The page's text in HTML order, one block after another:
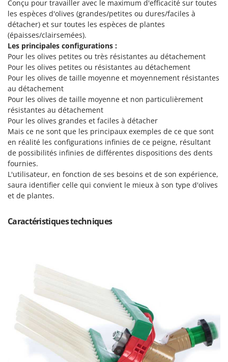
Pulvérisateurs
Pulvérisateurs portés
R
Rafraîchisseurs d'air par évaporation
Rampes de chargement en aluminium
Râpes à fromage électriques
Râteaux pour tracteur
Remplisseuses
Robots nettoyeurs de piscine
Robots Tondeuses
Rogneuses de souches
Rouleaux pour tracteur
S
Scies à os
Scies à Ruban
Sécateurs et Échenilloirs manuels
Sécateurs pneumatiques
Semoirs et Épandeurs d'engrais
Socs pour tracteur
Souffleurs aspirateurs pour Feuilles
Soufreuses - Poudreuses à dos
GRIFO
GVS
GYS
H
Hailo
Helvi
Henx
HiKOKI
Honda
I
Idromatic
Il-Tec
Imperia
Intec
JOLLY ITALIA
K
KAAZ
Karcher
Conçu pour travailler avec le maximum d'efficacité sur toutes
les espèces d'olives (grandes/petites ou dures/faciles à
détacher) et sur toutes les espèces de plantes
(épaisses/clairsemées).
Les principales configurations :
Pour les olives petites ou très résistantes au détachement
Pour les olives petites ou résistantes au détachement
Pour les olives de taille moyenne et moyennement résistantes
au détachement
Pour les olives de taille moyenne et non particulièrement
résistantes au détachement
Pour les olives grandes et faciles à détacher
Mais ce ne sont que les principaux exemples de ce que sont
en réalité les configurations infinies de ce peigne, résultant
de possibilités infinies de différentes dispositions des dents
fournies.
L'utilisateur, en fonction de ses besoins et de son expérience,
saura identifier celle qui convient le mieux à son type d'olives
et de plantes.
Caractéristiques techniques